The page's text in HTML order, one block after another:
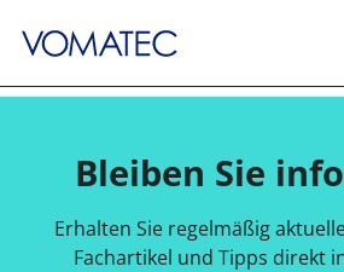
Bleiben Sie
Erhalten Sie regelmäßig
Fachartikel und Tipps direkt